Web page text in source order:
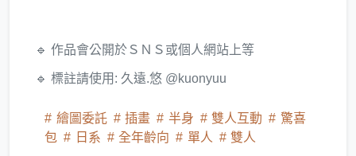
🔹 作品會公開於ＳＮＳ或個人網站上等
🔹 標註請使用: 久遠.悠 @kuonyuu
繪圖委託 插畫 半身 雙人互動
驚喜
包
日系 全年齡向 單人 雙人